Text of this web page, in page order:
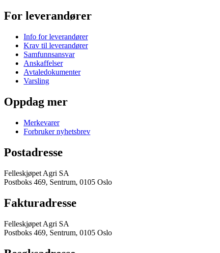
For leverandører
Info for leverandører
Krav til leverandører
Samfunnsansvar
Anskaffelser
Avtaledokumenter
Varsling
Oppdag mer
Merkevarer
Forbruker nyhetsbrev
Postadresse
Felleskjøpet Agri SA
Postboks 469, Sentrum, 0105 Oslo
Fakturadresse
Felleskjøpet Agri SA
Postboks 469, Sentrum, 0105 Oslo